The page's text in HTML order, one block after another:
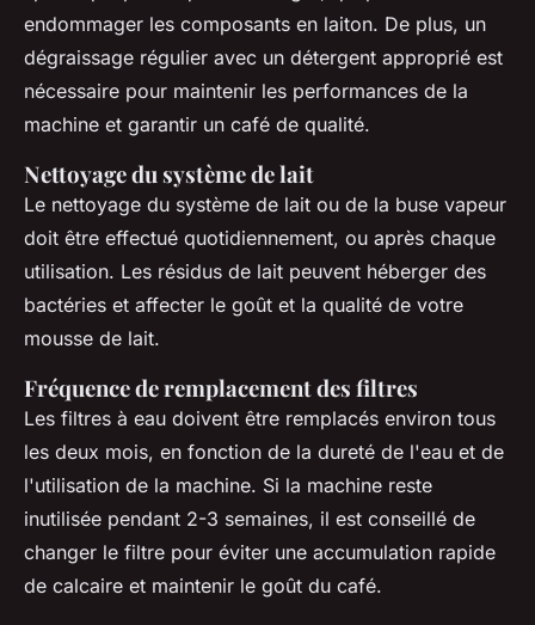
endommager les composants en laiton. De plus, un
dégraissage régulier avec un détergent approprié est
nécessaire pour maintenir les performances de la
machine et garantir un café de qualité.
Nettoyage du système de lait
Le nettoyage du système de lait ou de la buse vapeur
doit être effectué quotidiennement, ou après chaque
utilisation. Les résidus de lait peuvent héberger des
bactéries et affecter le goût et la qualité de votre
mousse de lait.
Fréquence de remplacement des filtres
Les filtres à eau doivent être remplacés environ tous
les deux mois, en fonction de la dureté de l'eau et de
l'utilisation de la machine. Si la machine reste
inutilisée pendant 2-3 semaines, il est conseillé de
changer le filtre pour éviter une accumulation rapide
de calcaire et maintenir le goût du café.